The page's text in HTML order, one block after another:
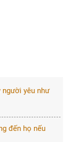
người yêu như
đến họ nếu